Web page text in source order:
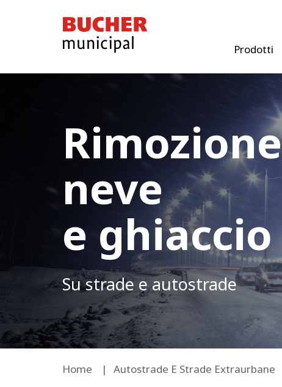
Bucher
Municipal
Prodotti
neve
e ghiaccio
Su strade e autostrade
Home Autostrade E Strade Extraurbane